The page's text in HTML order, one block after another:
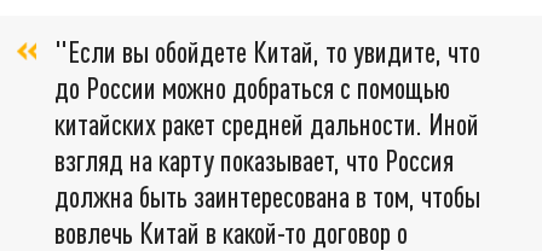
"Если вы обойдете Китай, то увидите, что
до России можно добраться с помощью
китайских ракет средней дальности. Иной
взгляд на карту показывает, что Россия
должна быть заинтересована в том, чтобы
вовлечь Китай в какой-то договор о